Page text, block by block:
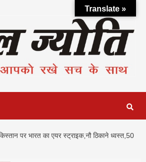
पर भारत का एयर स्ट्राइक,नौ ठिकाने ध्वस्त,50
Translate »